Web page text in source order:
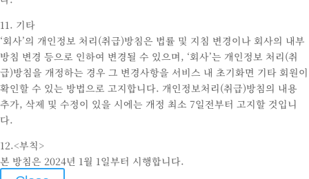
11. 기타
‘회사’의 개인정보 처리(취급)방침은 법률 및 지침 변경이나 회사의 내부
방침 변경 등으로 인하여 변경될 수 있으며, ‘회사’는 개인정보 처리(취
급)방침을 개정하는 경우 그 변경사항을 서비스 내 초기화면 기타 회원이
확인할 수 있는 방법으로 고지합니다. 개인정보처리(취급)방침의 내용
추가, 삭제 및 수정이 있을 시에는 개정 최소 7일전부터 고지할 것입니
다.
12.<부칙>
본 방침은 2024년 1월 1일부터 시행합니다.